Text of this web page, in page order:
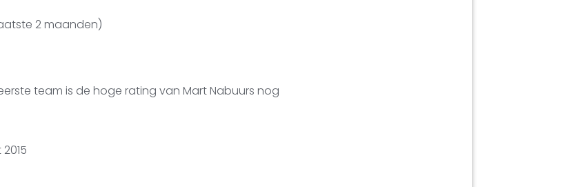
2 maanden)
team is de hoge rating van Mart Nabuurs nog